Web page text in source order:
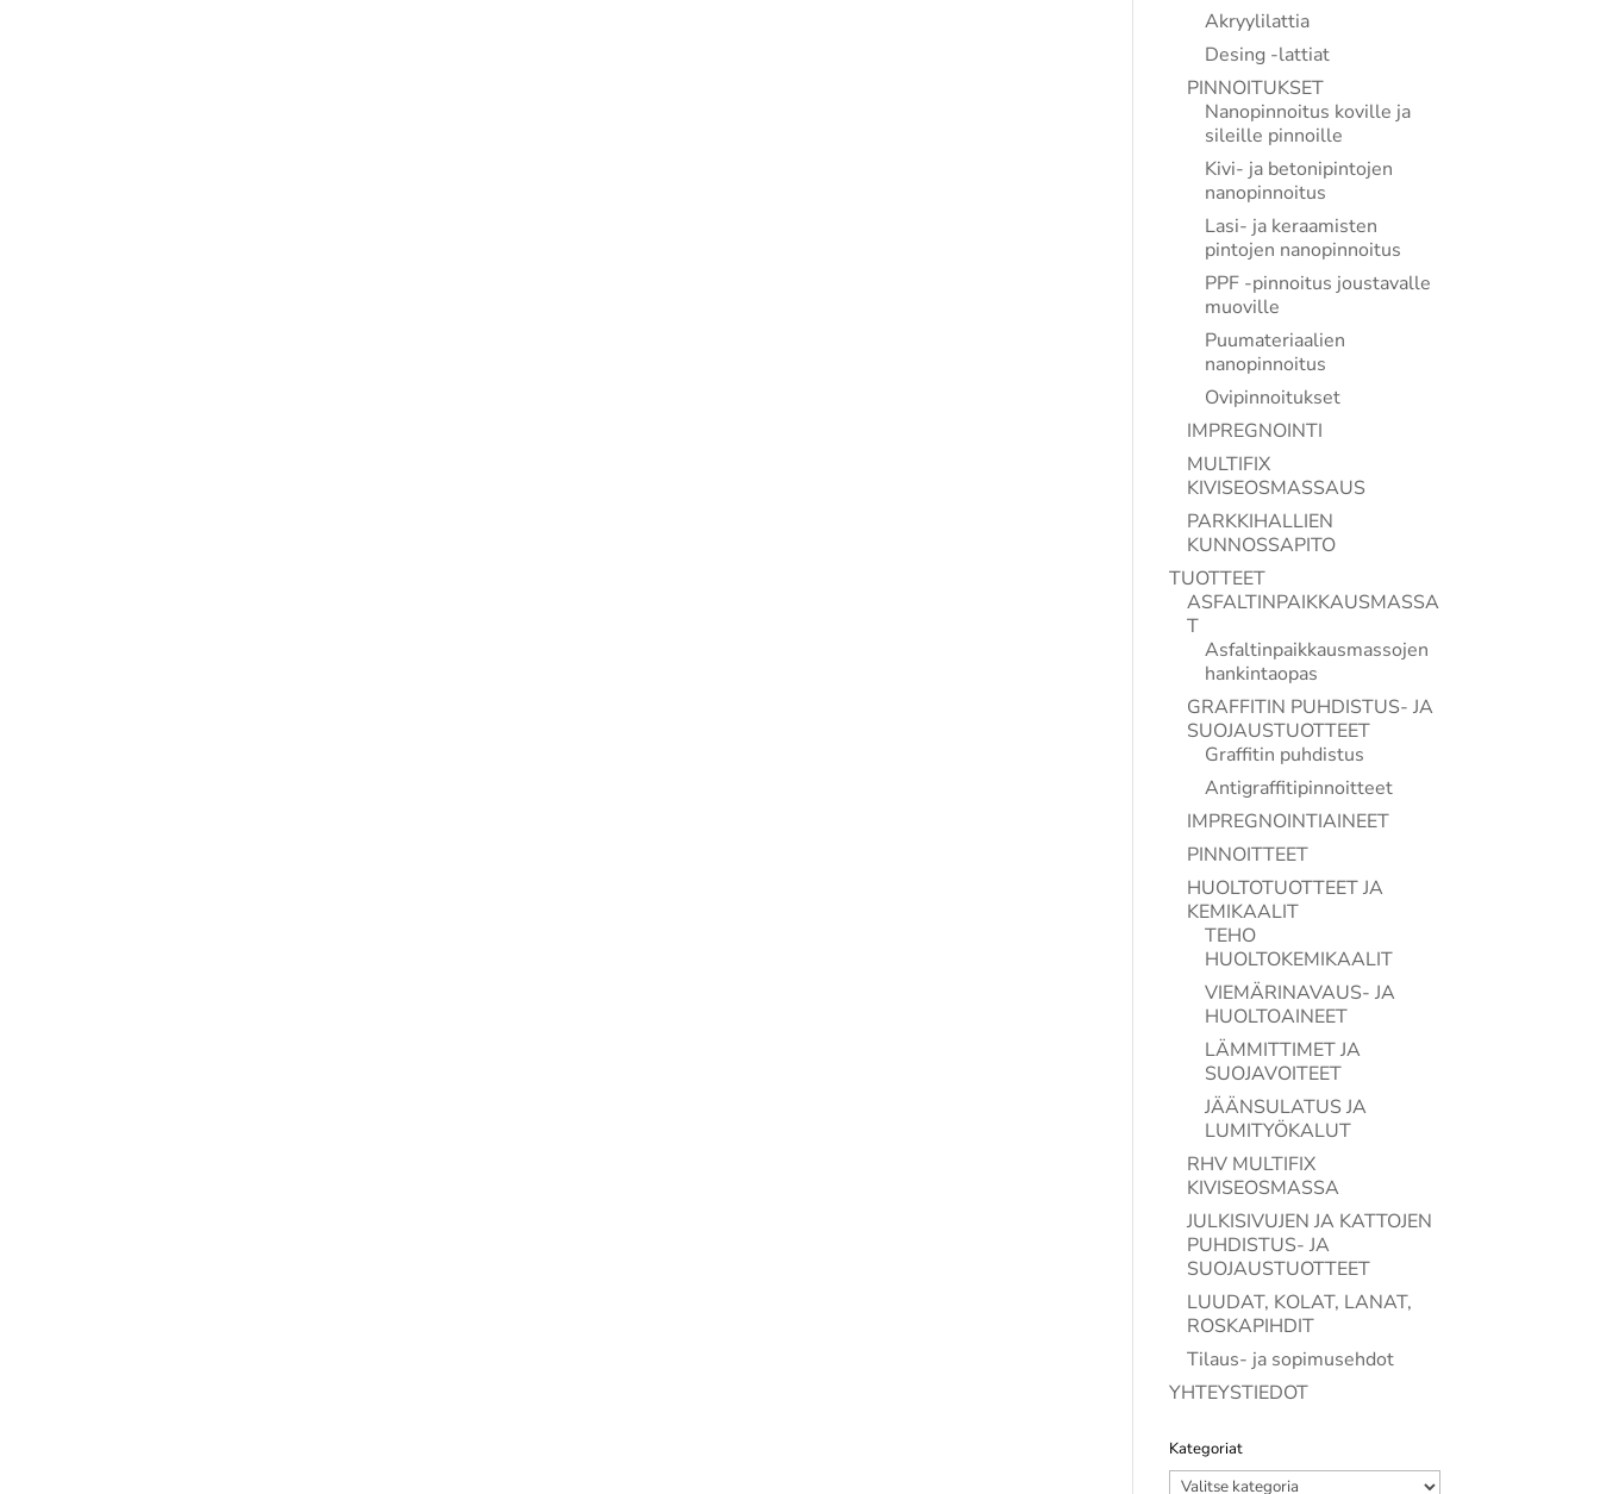
Akryylilattia
Desing -lattiat
PINNOITUKSET
Nanopinnoitus koville ja
sileille pinnoille
Kivi- ja betonipintojen
nanopinnoitus
Lasi- ja keraamisten
pintojen nanopinnoitus
PPF -pinnoitus joustavalle
muoville
Puumateriaalien
nanopinnoitus
Ovipinnoitukset
IMPREGNOINTI
MULTIFIX
KIVISEOSMASSAUS
PARKKIHALLIEN
KUNNOSSAPITO
TUOTTEET
ASFALTINPAIKKAUSMASSA
T
Asfaltinpaikkausmassojen
hankintaopas
GRAFFITIN PUHDISTUS- JA
SUOJAUSTUOTTEET
Graffitin puhdistus
Antigraffitipinnoitteet
IMPREGNOINTIAINEET
PINNOITTEET
HUOLTOTUOTTEET JA
KEMIKAALIT
TEHO
HUOLTOKEMIKAALIT
VIEMÄRINAVAUS- JA
HUOLTOAINEET
LÄMMITTIMET JA
SUOJAVOITEET
JÄÄNSULATUS JA
LUMITYÖKALUT
RHV MULTIFIX
KIVISEOSMASSA
JULKISIVUJEN JA KATTOJEN
PUHDISTUS- JA
SUOJAUSTUOTTEET
LUUDAT, KOLAT, LANAT,
ROSKAPIHDIT
Tilaus- ja sopimusehdot
YHTEYSTIEDOT
Kategoriat
Kategoriat